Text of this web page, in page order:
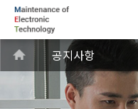
공지사항